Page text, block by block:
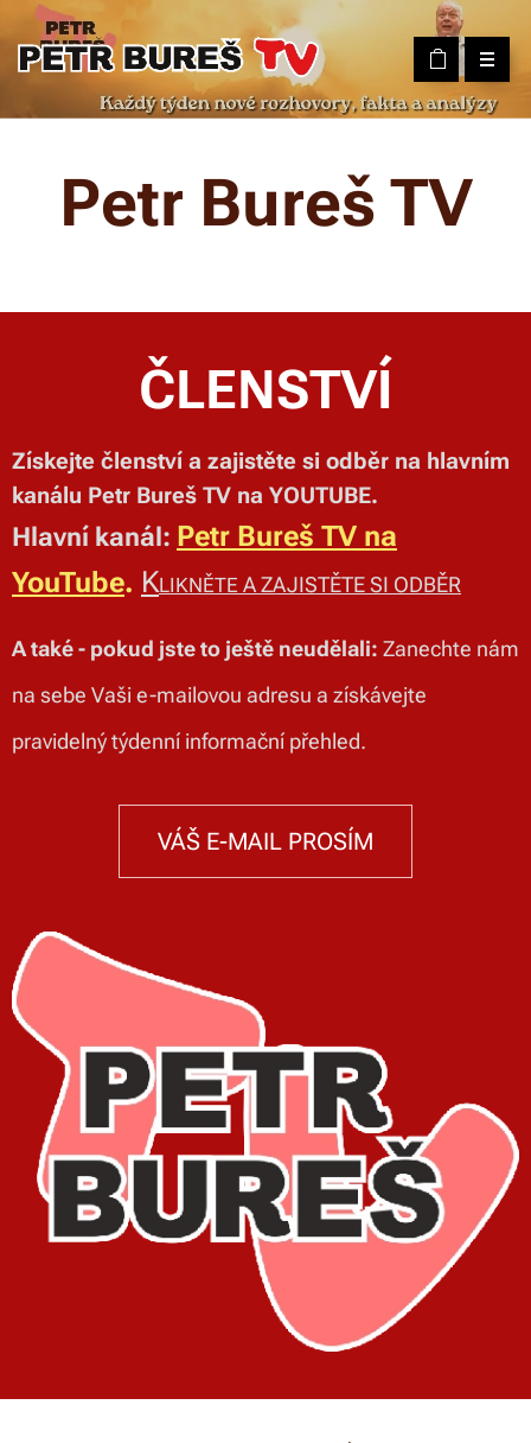
Petr Bureš TV
ČLENSTVÍ
Získejte členství a zajistěte si odběr na hlavním
kanálu Petr Bureš TV na YOUTUBE.
Hlavní kanál: Petr Bureš TV na
YouTube. KLIKNĚTE A ZAJISTĚTE SI ODBĚR
A také - pokud jste to ještě neudělali: Zanechte nám
na sebe Vaši e-mailovou adresu a získávejte
pravidelný týdenní informační přehled.
VÁŠ E-MAIL PROSÍM